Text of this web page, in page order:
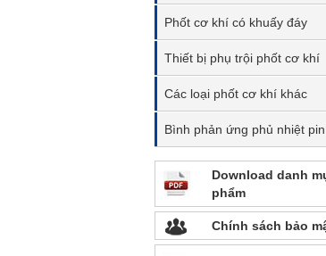
Phốt cơ khí có khuấy đáy
Thiết bị phụ trội phốt cơ khí
Các loại phốt cơ khí khác
Bình phản ứng phủ nhiệt
Download danh
phẩm
Chính sách bảo